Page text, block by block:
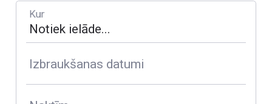
Kur
Izbraukšanas datumi